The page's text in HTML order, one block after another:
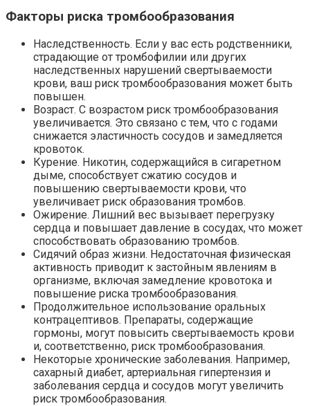
Факторы риска тромбообразования
Наследственность. Если у вас есть родственники,
страдающие от тромбофилии или других
наследственных нарушений свертываемости
крови, ваш риск тромбообразования может быть
повышен.
Возраст. С возрастом риск тромбообразования
увеличивается. Это связано с тем, что с годами
снижается эластичность сосудов и замедляется
кровоток.
Курение. Никотин, содержащийся в сигаретном
дыме, способствует сжатию сосудов и
повышению свертываемости крови, что
увеличивает риск образования тромбов.
Ожирение. Лишний вес вызывает перегрузку
сердца и повышает давление в сосудах, что может
способствовать образованию тромбов.
Сидячий образ жизни. Недостаточная физическая
активность приводит к застойным явлениям в
организме, включая замедление кровотока и
повышение риска тромбообразования.
Продолжительное использование оральных
контрацептивов. Препараты, содержащие
гормоны, могут повысить свертываемость крови
и, соответственно, риск тромбообразования.
Некоторые хронические заболевания. Например,
сахарный диабет, артериальная гипертензия и
заболевания сердца и сосудов могут увеличить
риск тромбообразования.